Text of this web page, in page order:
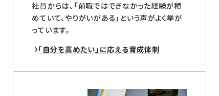
社員からは、「前職ではできなかった経験が積
めていて、やりがいがある」という声がよく挙が
っています。
「自分を高めたい」に応える育成体制